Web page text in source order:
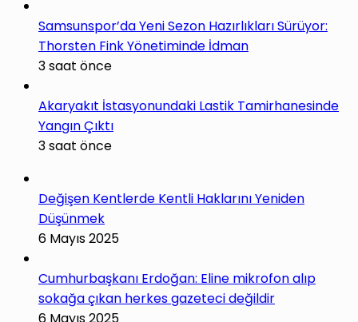
Samsunspor’da Yeni Sezon Hazırlıkları Sürüyor:
Thorsten Fink Yönetiminde İdman
3 saat önce
Akaryakıt İstasyonundaki Lastik Tamirhanesinde
Yangın Çıktı
3 saat önce
Değişen Kentlerde Kentli Haklarını Yeniden
Düşünmek
6 Mayıs 2025
Cumhurbaşkanı Erdoğan: Eline mikrofon alıp
sokağa çıkan herkes gazeteci değildir
6 Mayıs 2025